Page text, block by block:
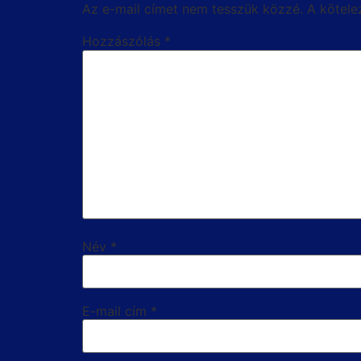
Az e-mail címet nem tesszük közzé. A
Hozzászólás *
Név *
E-mail cím *